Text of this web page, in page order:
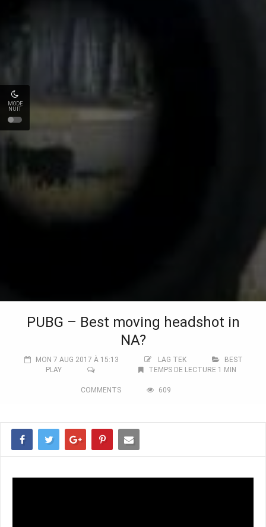
MODE
NUIT
PUBG – Best moving headshot in
NA?
MON 7 AUG 2017 À 15:13 LAG TEK
BEST
PLAY
TEMPS DE LECTURE 1 MIN
COMMENTS 609